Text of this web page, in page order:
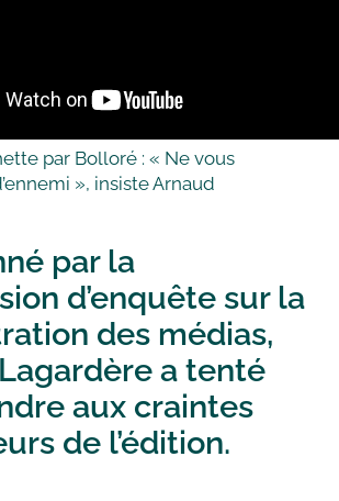
par Bolloré : « Ne vous
», insiste Arnaud
par la
d’enquête sur la
des médias,
a tenté
aux craintes
de l’édition.